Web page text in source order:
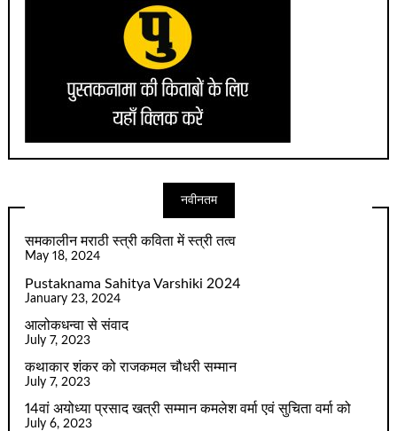
नवीनतम
समकालीन मराठी स्त्री कविता में स्त्री तत्व
May 18, 2024
Pustaknama Sahitya Varshiki 2024
January 23, 2024
आलोकधन्वा से संवाद
July 7, 2023
कथाकार शंकर को राजकमल चौधरी सम्मान
July 7, 2023
14वां अयोध्या प्रसाद खत्री सम्मान कमलेश वर्मा एवं सुचिता वर्मा को
July 6, 2023